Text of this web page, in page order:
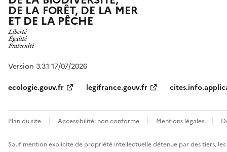
DE LA FORÊT, DE LA MER
ET DE LA PÊCHE
Version 3.3.1 17/07/2026
ecologie.gouv.fr
legifrance.gouv.fr
Plan du site Accessibilité: non conforme Mentions légales
Sauf mention explicite de propriété intellectuelle détenue par des tiers,